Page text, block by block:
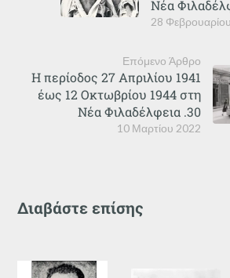
28
Νέα
Επόμενο Άρθρο
10 Μαρτίου 2022
Η περίοδος 27 Απριλίου 1941
έως 12 Οκτωβρίου 1944 στη
Νέα Φιλαδέλφεια .30
Διαβάστε επίσης